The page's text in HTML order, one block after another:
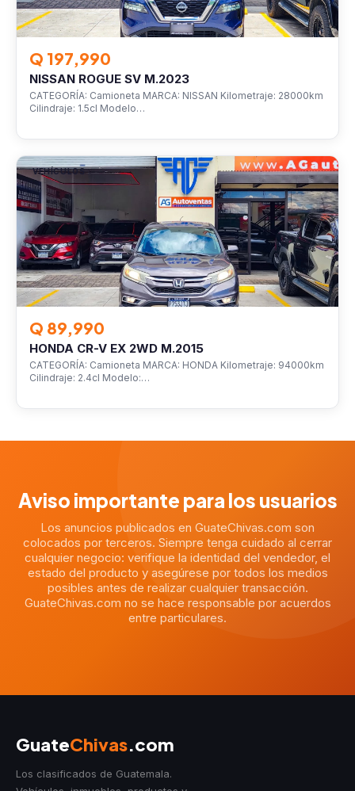
Q 197,990
NISSAN ROGUE SV M.2023
CATEGORÍA: Camioneta MARCA: NISSAN Kilometraje: 28000km
Cilindraje: 1.5cl Modelo…
VEHÍCULOS
Q 89,990
HONDA CR-V EX 2WD M.2015
CATEGORÍA: Camioneta MARCA: HONDA Kilometraje: 94000km
Cilindraje: 2.4cl Modelo:…
Aviso importante para los usuarios
Los anuncios publicados en GuateChivas.com son
colocados por terceros. Siempre tenga cuidado al cerrar
cualquier negocio: verifique la identidad del vendedor, el
estado del producto y asegúrese por todos los medios
posibles antes de realizar cualquier transacción.
GuateChivas.com no se hace responsable por acuerdos
entre particulares.
GuateChivas.com
Los clasificados de Guatemala.